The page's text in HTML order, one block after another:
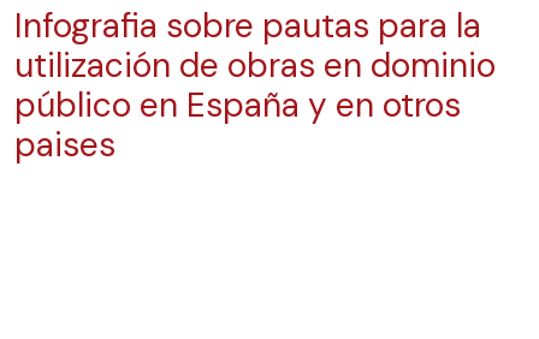
Infografia sobre pautas para la
utilización de obras en dominio
público en España y en otros
paises